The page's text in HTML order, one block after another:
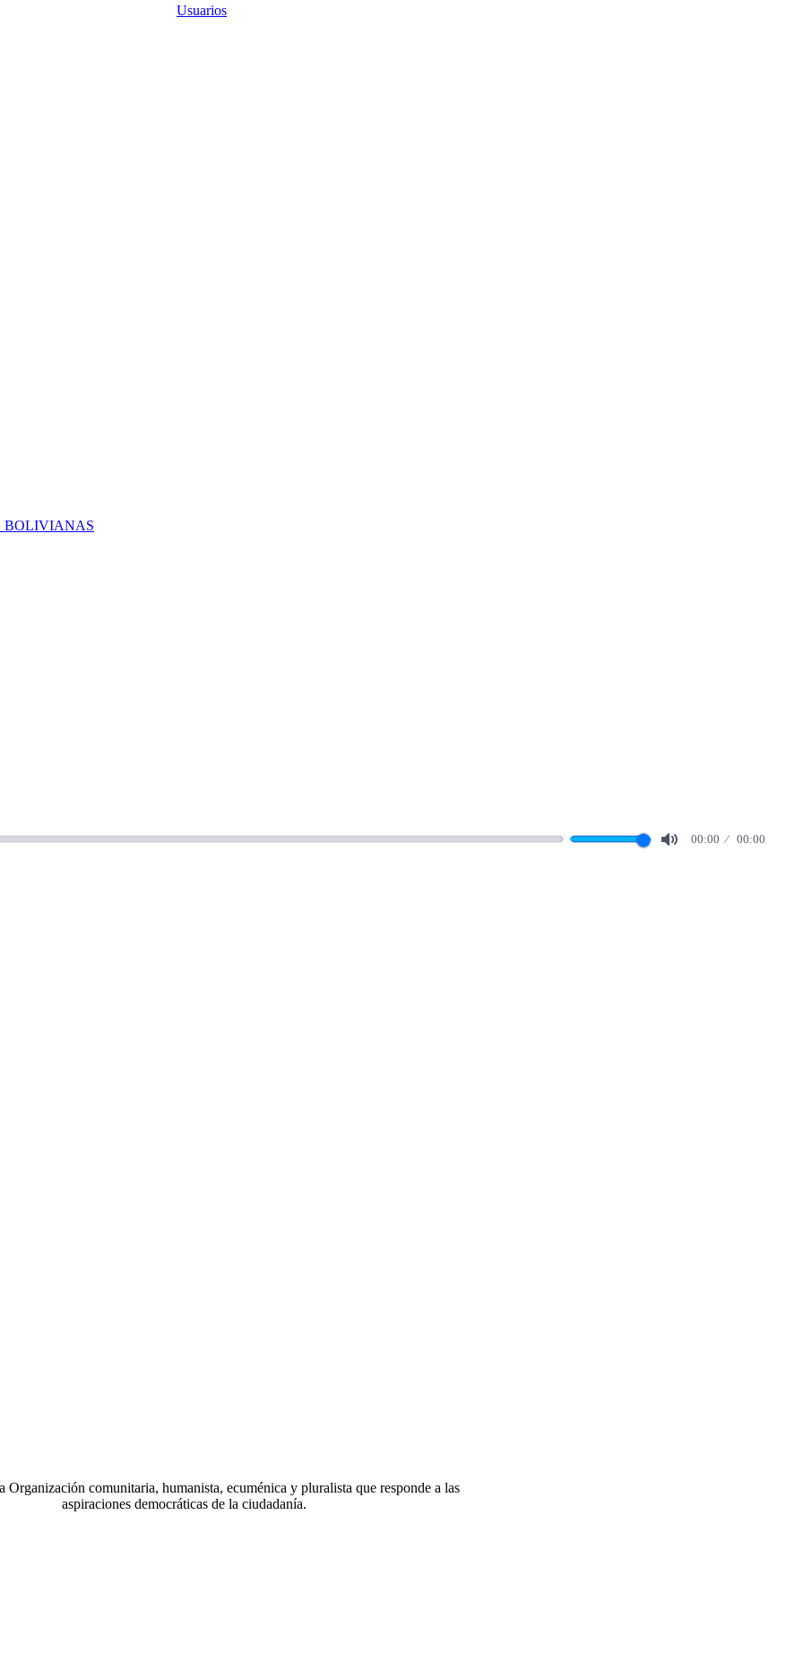
Usuarios
BOLIVIANAS
00:00 00:00
Organización comunitaria, humanista, ecuménica y pluralista que responde a las
aspiraciones democráticas de la ciudadanía.